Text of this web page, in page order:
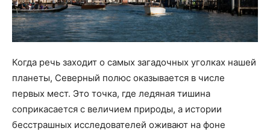
Когда речь заходит о самых загадочных уголках нашей
планеты, Северный полюс оказывается в числе
первых мест. Это точка, где ледяная тишина
соприкасается с величием природы, а истории
бесстрашных исследователей оживают на фоне